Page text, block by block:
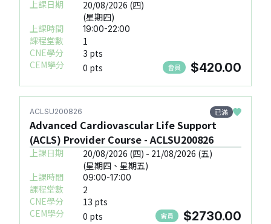
上課日期
20/08/2026 (四)
(星期四)
上課時間
19:00-22:00
課程堂數
1
CNE學分
3 pts
CEM學分
0 pts 會員 $420.00
ACLSU200826 已滿
Advanced Cardiovascular Life Support
(ACLS) Provider Course - ACLSU200826
上課日期
20/08/2026 (四) - 21/08/2026 (五)
(星期四、星期五)
上課時間
09:00-17:00
課程堂數
2
CNE學分
13 pts
CEM學分
0 pts 會員 $2730.00